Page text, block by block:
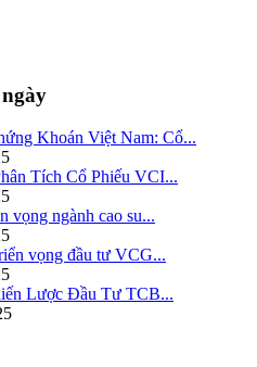
Khoán Việt Nam: Cổ...
Tích Cổ Phiếu VCI...
vọng ngành cao su...
vọng đầu tư VCG...
Lược Đầu Tư TCB...